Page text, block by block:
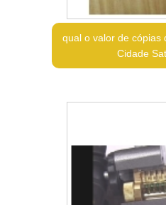
qual o valor de cópias
Cidade